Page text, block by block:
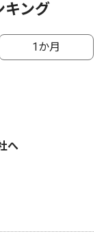
キング
1か月
へ